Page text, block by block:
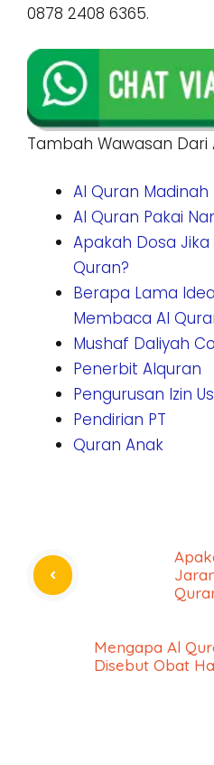
0878 2408 6365.
Tambah Wawasan Dari
Al Quran Madinah
Al Quran Pakai
Apakah Dosa
Quran?
Berapa Lama
Membaca Al
Mushaf Daliyah
Penerbit Alquran
Pengurusan Izin
Pendirian PT
Quran Anak
Mengapa Al
Disebut Obat